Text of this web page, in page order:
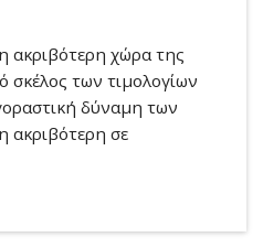
ακριβότερη χώρα της
σκέλος των τιμολογίων
δύναμη των
ακριβότερη σε